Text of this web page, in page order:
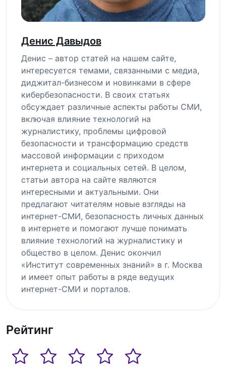
Денис Давыдов
Денис – автор статей на нашем сайте,
интересуется темами, связанными с медиа,
диджитал-бизнесом и новинками в сфере
кибербезопасности. В своих статьях
обсуждает различные аспекты работы СМИ,
включая влияние технологий на
журналистику, проблемы цифровой
безопасности и трансформацию средств
массовой информации с приходом
интернета и социальных сетей. В целом,
статьи автора на сайте являются
интересными и актуальными. Они
предлагают читателям новые взгляды на
интернет-СМИ, безопасность личных данных
в интернете и помогают лучше понимать
влияние технологий на журналистику и
общество в целом. Денис окончил
«Институт современных знаний» в г. Москва
и имеет опыт работы в ряде ведущих
интернет-СМИ и порталов.
Рейтинг